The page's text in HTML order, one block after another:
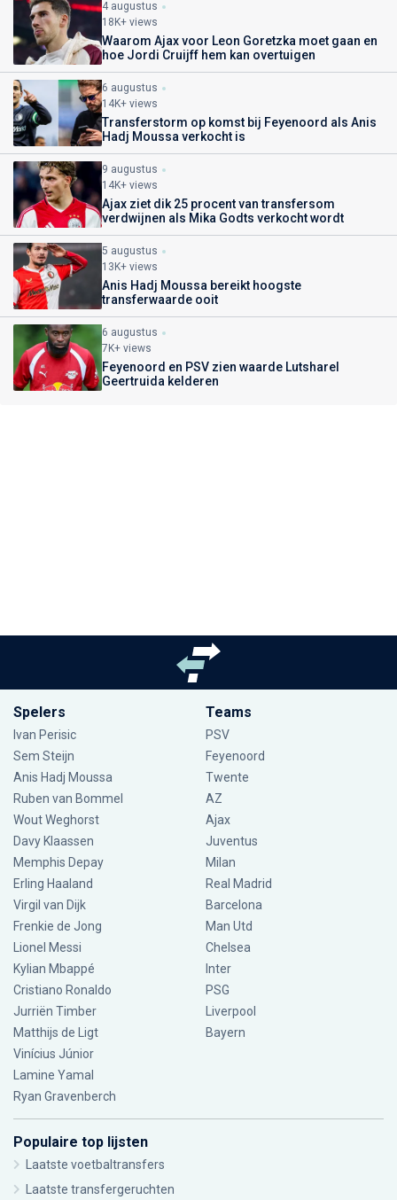
4 augustus
18K+ views
Waarom Ajax voor Leon Goretzka moet gaan en
hoe Jordi Cruijff hem kan overtuigen
6 augustus
14K+ views
Transferstorm op komst bij Feyenoord als Anis
Hadj Moussa verkocht is
9 augustus
14K+ views
Ajax ziet dik 25 procent van transfersom
verdwijnen als Mika Godts verkocht wordt
5 augustus
13K+ views
Anis Hadj Moussa bereikt hoogste
transferwaarde ooit
6 augustus
7K+ views
Feyenoord en PSV zien waarde Lutsharel
Geertruida kelderen
Spelers
Ivan Perisic
Sem Steijn
Anis Hadj Moussa
Ruben van Bommel
Wout Weghorst
Davy Klaassen
Memphis Depay
Erling Haaland
Virgil van Dijk
Frenkie de Jong
Lionel Messi
Kylian Mbappé
Cristiano Ronaldo
Jurriën Timber
Matthijs de Ligt
Vinícius Júnior
Lamine Yamal
Ryan Gravenberch
Teams
PSV
Feyenoord
Twente
AZ
Ajax
Juventus
Milan
Real Madrid
Barcelona
Man Utd
Chelsea
Inter
PSG
Liverpool
Bayern
Populaire top lijsten
Laatste voetbaltransfers
Laatste transfergeruchten